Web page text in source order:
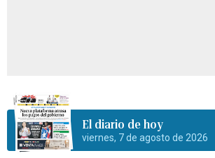
El diario de hoy
viernes, 7 de agosto de 2026